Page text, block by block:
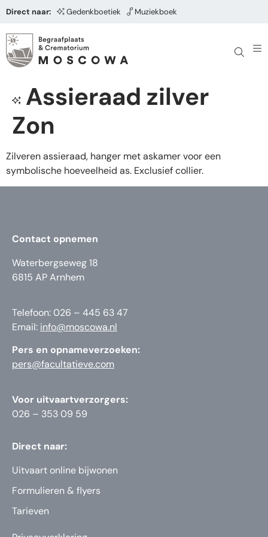
Direct naar: Gedenkboetiek Muziekboek
Assieraad zilver
Zon
Zilveren assieraad, hanger met askamer voor een
symbolische hoeveelheid as. Exclusief collier.
Contact opnemen
Waterbergseweg 18
6815 AP Arnhem
Telefoon: 026 – 445 63 47
Email: info@moscowa.nl
Pers en opnameverzoeken:
pers@facultatieve.com
Voor uitvaartverzorgers:
026 – 353 09 59
Direct naar:
Uitvaart online bijwonen
Formulieren & flyers
Tarieven